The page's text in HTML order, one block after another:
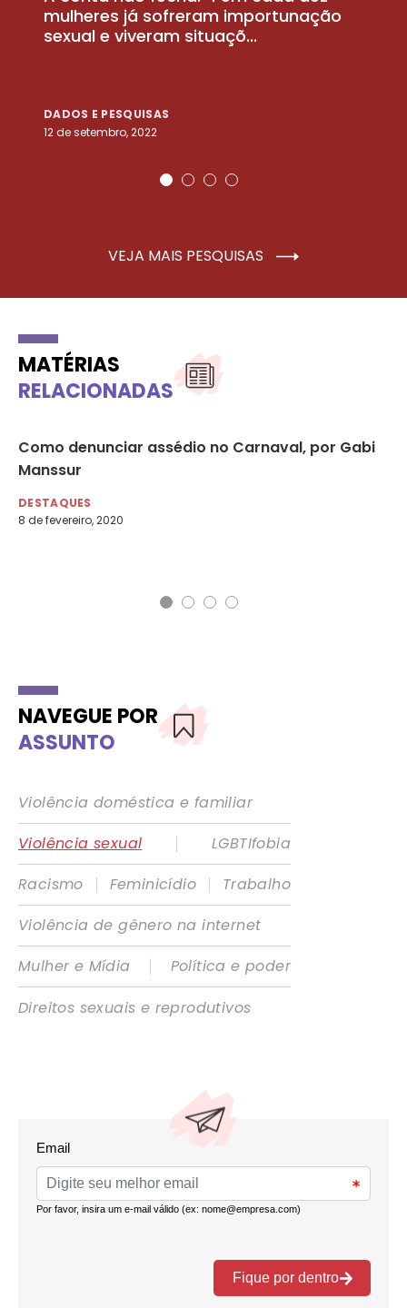
mulheres já sofreram importunação
sexual e viveram situaçõ...
DADOS E PESQUISAS
12 de setembro, 2022
VEJA MAIS PESQUISAS
MATÉRIAS
RELACIONADAS
Como denunciar assédio no Carnaval, por Gabi
Manssur
DESTAQUES
8 de fevereiro, 2020
NAVEGUE POR
ASSUNTO
Violência doméstica e familiar
Violência sexual
|
LGBTIfobia
Racismo
| Feminicídio |
Trabalho
Violência de gênero na internet
Mulher e Mídia
|
Política e poder
Direitos sexuais e reprodutivos